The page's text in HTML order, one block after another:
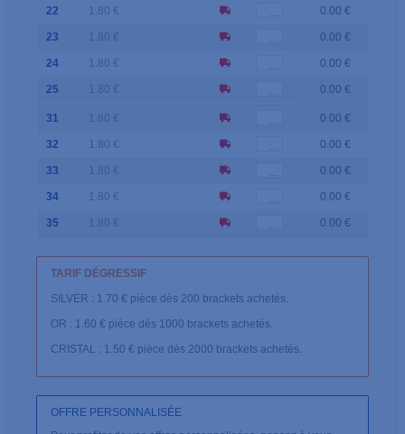
22 1.80 € 0.00 €
23 1.80 € 0.00 €
24 1.80 € 0.00 €
25 1.80 € 0.00 €
31 1.80 € 0.00 €
32 1.80 € 0.00 €
33 1.80 € 0.00 €
34 1.80 € 0.00 €
35 1.80 € 0.00 €
TARIF DÉGRESSIF
SILVER : 1.70 € pièce dès 200 brackets achetés.
OR : 1.60 € pièce dès 1000 brackets achetés.
CRISTAL : 1.50 € pièce dès 2000 brackets achetés.
OFFRE PERSONNALISÉE